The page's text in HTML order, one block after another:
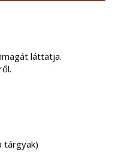
láttatja.
tárgyak)